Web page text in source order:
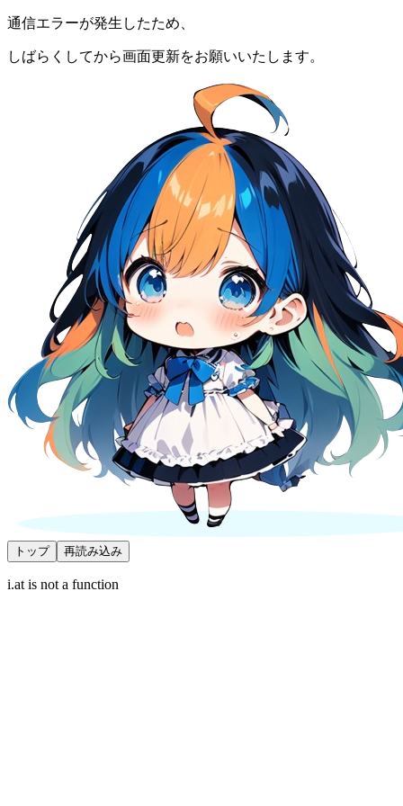
通信エラーが発生したため、
しばらくしてから画面更新をお願いいたします。
トップ 再読み込み
i.at is not a function